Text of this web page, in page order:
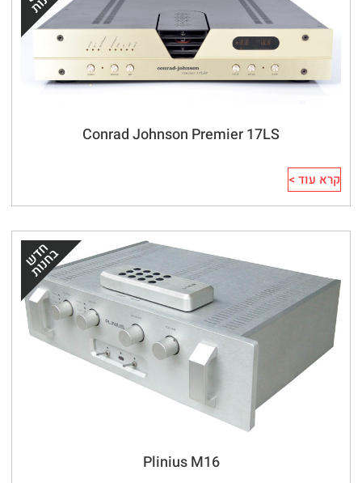
Conrad Johnson Premier 17LS
קרא עוד >
Plinius M16